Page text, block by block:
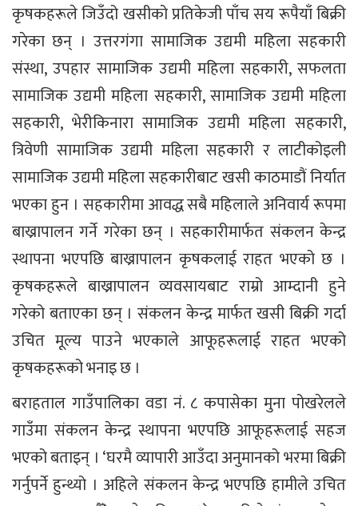
कृषकहरूले जिउँदो खसीको प्रतिकेजी पाँच सय रूपैयाँ बिक्री
गरेका छन् । उत्तरगंगा सामाजिक उद्यमी महिला सहकारी
संस्था, उपहार सामाजिक उद्यमी महिला सहकारी, सफलता
सामाजिक उद्यमी महिला सहकारी, सामाजिक उद्यमी महिला
सहकारी, भेरीकिनारा सामाजिक उद्यमी महिला सहकारी,
त्रिवेणी सामाजिक उद्यमी महिला सहकारी र लाटीकोइली
सामाजिक उद्यमी महिला सहकारीबाट खसी काठमाडौं निर्यात
भएका हुन । सहकारीमा आवद्ध सबै महिलाले अनिवार्य रूपमा
बाख्रापालन गर्ने गरेका छन् । सहकारीमार्फत संकलन केन्द्र
स्थापना भएपछि बाख्रापालन कृषकलाई राहत भएको छ ।
कृषकहरूले बाख्रापालन व्यवसायबाट राम्रो आम्दानी हुने
गरेको बताएका छन् । संकलन केन्द्र मार्फत खसी बिक्री गर्दा
उचित मूल्य पाउने भएकाले आफूहरूलाई राहत भएको
कृषकहरूको भनाइ छ ।
बराहताल गाउँपालिका वडा नं. ८ कपासेका मुना पोखरेलले
गाउँमा संकलन केन्द्र स्थापना भएपछि आफूहरूलाई सहज
भएको बताइन् । ‘घरमै व्यापारी आउँदा अनुमानको भरमा बिक्री
गर्नुपर्ने हुन्थ्यो । अहिले संकलन केन्द्र भएपछि हामीले उचित